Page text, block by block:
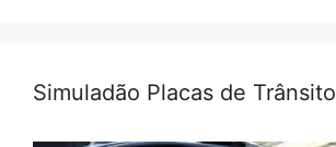
Simuladão Placas de Trânsito